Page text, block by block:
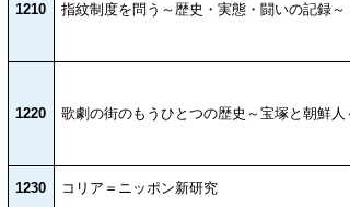
1210 指紋制度を問う～歴史・実態・闘いの記録～
1220 歌劇の街のもうひとつの歴史～宝塚と朝鮮人～
1230 コリア＝ニッポン新研究